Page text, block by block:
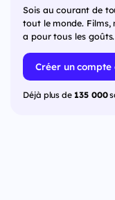
Sois au courant de
tout le monde. Films,
a pour tous les goûts.
Créer un
Déjà plus de 135 000